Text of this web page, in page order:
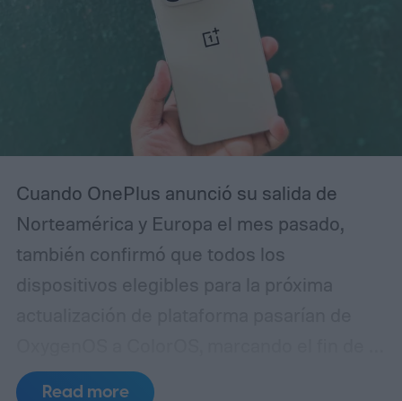
Cuando OnePlus anunció su salida de
Norteamérica y Europa el mes pasado,
también confirmó que todos los
dispositivos elegibles para la próxima
apariencia de Android que ayudó a definir
Read more